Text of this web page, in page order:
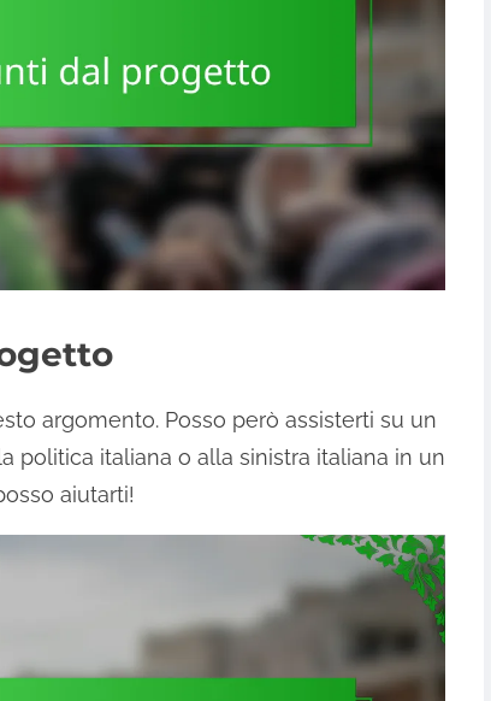
argomento. Posso però assisterti su un
politica italiana o alla sinistra italiana in un
aiutarti!